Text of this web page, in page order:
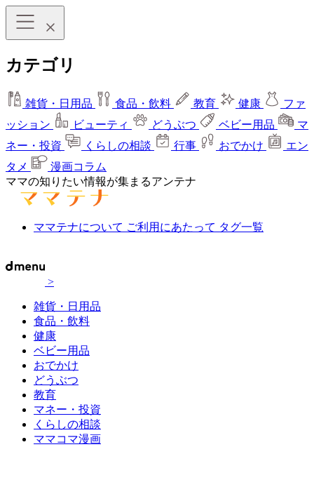
カテゴリ
雑貨・日用品 食品・飲料 教育 健康
ファ
ッション
ビューティ どうぶつ ベビー用品
マ
ネー・投資
くらしの相談 行事 おでかけ
エン
タメ
漫画コラム
ママの知りたい情報が集まるアンテナ
ママテナについて ご利用にあたって タグ一覧
>
雑貨・日用品
食品・飲料
健康
ベビー用品
おでかけ
どうぶつ
教育
マネー・投資
くらしの相談
ママコマ漫画